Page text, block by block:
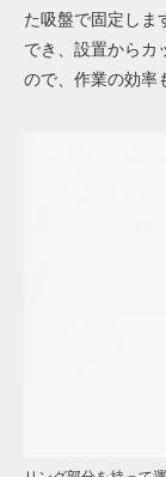
た吸盤で固定しま
でき、設置からカ
ので、作業の効率